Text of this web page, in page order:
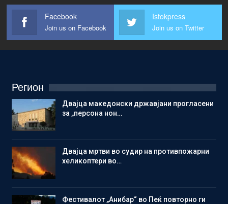
Facebook
Join us on Facebook
Istokpress
Join us on Twitter
Регион
Двајца македонски државјани прогласени
за „персона нон…
Двајца мртви во судир на противпожарни
хеликоптери во…
Фестивалот „Анибар“ во Пеќ повторно ги